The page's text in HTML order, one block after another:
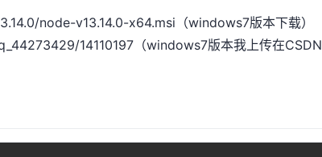
node-v13.14.0-x64.msi （windows7版本下载）
14110197 （windows7版本我上传在CSDN